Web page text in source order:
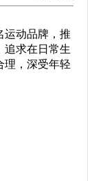
运动品牌，推
追求在日常生
理，深受年轻